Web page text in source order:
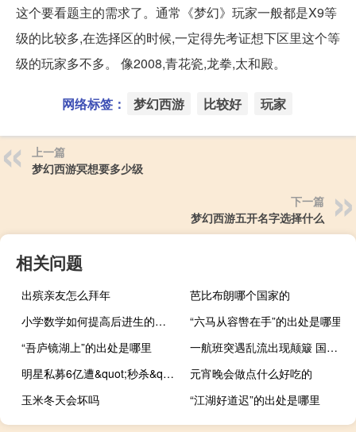
这个要看题主的需求了。通常《梦幻》玩家一般都是X9等
级的比较多,在选择区的时候,一定得先考证想下区里这个等
级的玩家多不多。 像2008,青花瓷,龙拳,太和殿。
网络标签： 梦幻西游 比较好 玩家
上一篇
梦幻西游冥想要多少级
下一篇
梦幻西游五开名字选择什么
相关问题
出殡亲友怎么拜年
芭比布朗哪个国家的
小学数学如何提高后进生的成绩教研活动方案（小学数学如何提高后进生的成绩）
“六马从容辔在手”的出处是哪里
“吾庐镜湖上”的出处是哪里
一航班突遇乱流出现颠簸 国航：给旅客造成不佳感受深表歉意
明星私募6亿遭&quot;秒杀&quot; 更有公募狂卖1400亿
元宵晚会做点什么好吃的
玉米冬天会坏吗
“江湖好道迟”的出处是哪里